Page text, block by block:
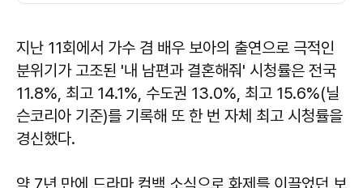
지난 11회에서 가수 겸 배우 보아의 출연으로 극적인
분위기가 고조된 '내 남편과 결혼해줘' 시청률은 전국
11.8%, 최고 14.1%, 수도권 13.0%, 최고 15.6%(닐
슨코리아 기준)를 기록해 또 한 번 자체 최고 시청률을
경신했다.
약 7년 만에 드라마 컴백 소식으로 화제를 이끌었던 보